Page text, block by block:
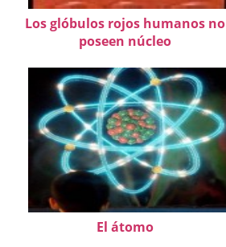
Los glóbulos rojos humanos no
poseen núcleo
El átomo